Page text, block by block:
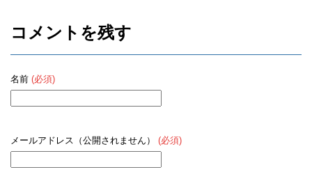
コメントを残す
名前 (必須)
メールアドレス（公開されません） (必須)